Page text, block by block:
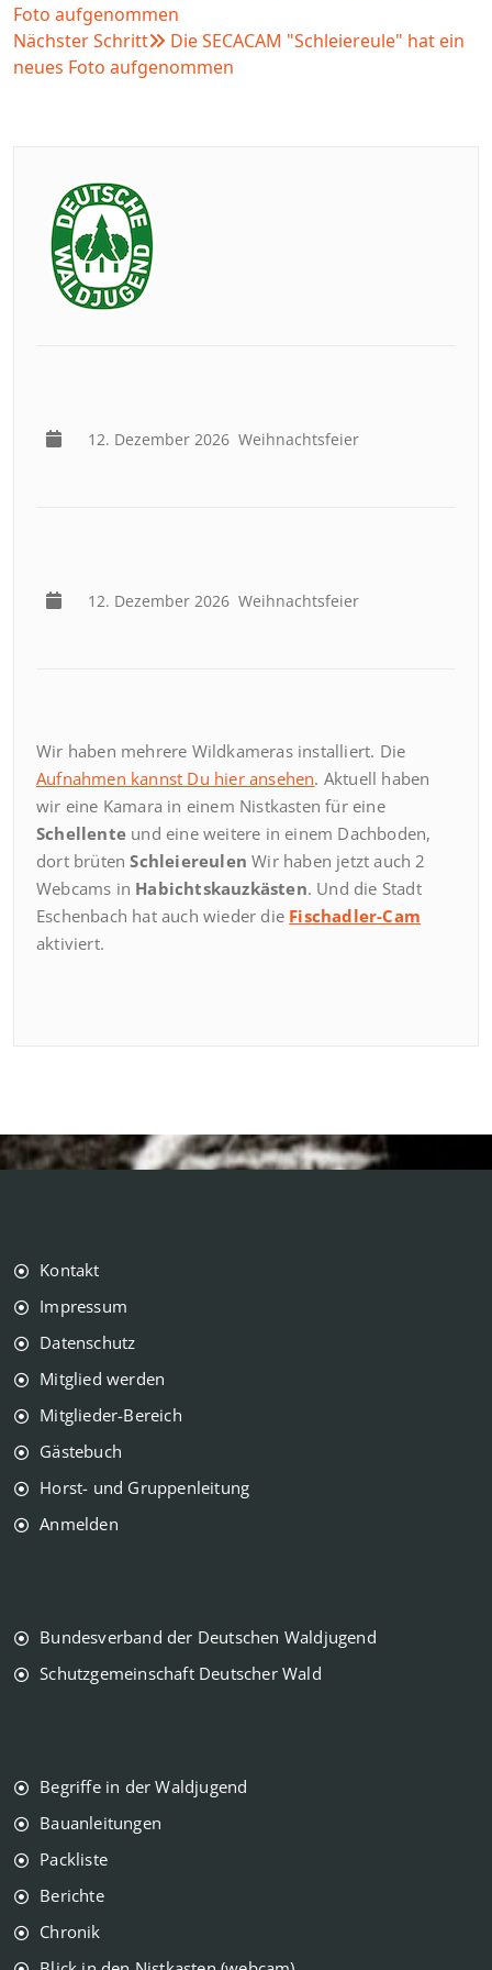
Foto aufgenommen
Nächster Schritt
Die SECACAM "Schleiereule" hat ein
neues Foto aufgenommen
12. Dezember 2026 Weihnachtsfeier
12. Dezember 2026 Weihnachtsfeier
Wir haben mehrere Wildkameras installiert. Die
Aufnahmen kannst Du hier ansehen. Aktuell haben
wir eine Kamara in einem Nistkasten für eine
Schellente und eine weitere in einem Dachboden,
dort brütenSchleiereulen Wir haben jetzt auch 2
Webcams in Habichtskauzkästen. Und die Stadt
Eschenbach hat auch wieder die Fischadler-Cam
aktiviert.
Kontakt
Impressum
Datenschutz
Mitglied werden
Mitglieder-Bereich
Gästebuch
Horst- und Gruppenleitung
Anmelden
Bundesverband der Deutschen Waldjugend
Schutzgemeinschaft Deutscher Wald
Begriffe in der Waldjugend
Bauanleitungen
Packliste
Berichte
Chronik